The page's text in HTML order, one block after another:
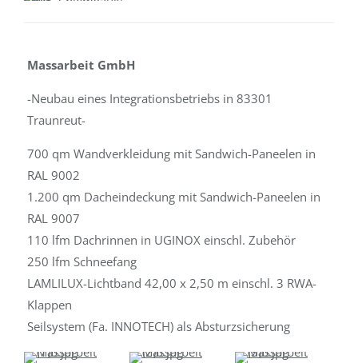
Massarbeit GmbH
-Neubau eines Integrationsbetriebs in 83301
Traunreut-
700 qm Wandverkleidung mit Sandwich-Paneelen in
RAL 9002
1.200 qm Dacheindeckung mit Sandwich-Paneelen in
RAL 9007
110 lfm Dachrinnen in UGINOX einschl. Zubehör
250 lfm Schneefang
LAMLILUX-Lichtband 42,00 x 2,50 m einschl. 3 RWA-
Klappen
Seilsystem (Fa. INNOTECH) als Absturzsicherung